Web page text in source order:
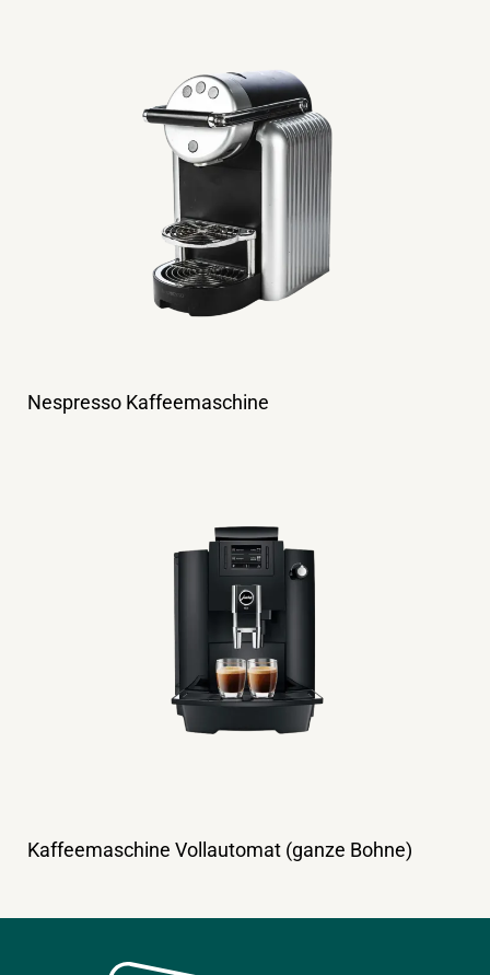
Nespresso Kaffeemaschine
Kaffeemaschine Vollautomat (ganze Bohne)